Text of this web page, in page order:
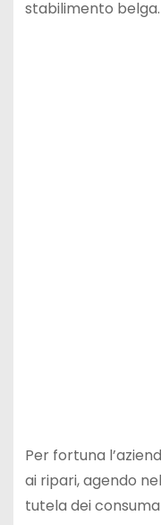
stabilimento belga.
Per fortuna
ai ripari, agendo
tutela dei